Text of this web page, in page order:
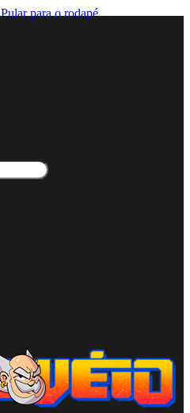
Pular para o rodapé